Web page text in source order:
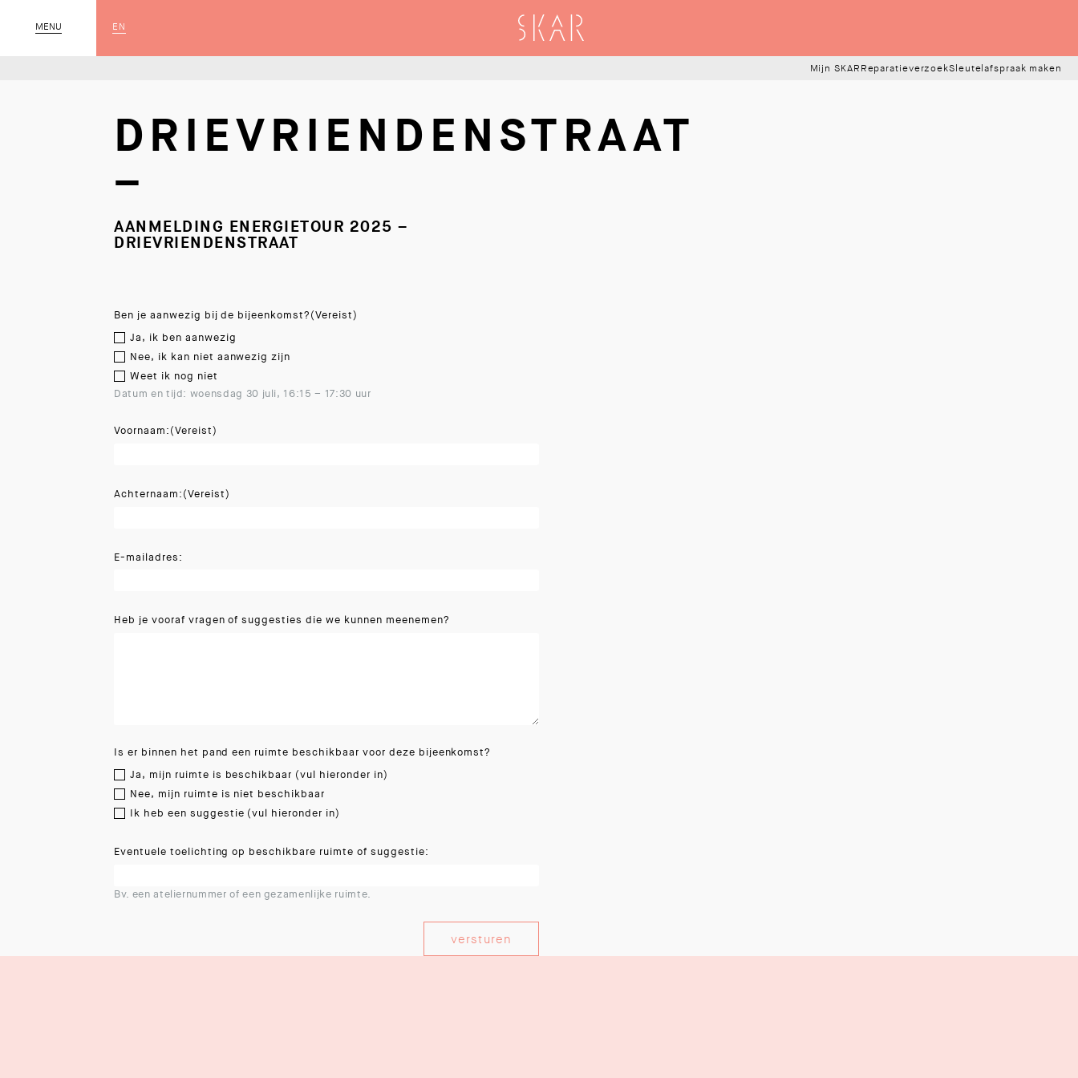
MENU
SLUIT EN SKAR
Mijn SKAR ReparatieverzoekSleutelafspraak maken
DRIEVRIENDENSTRAAT
–
AANMELDING ENERGIETOUR 2025 –
DRIEVRIENDENSTRAAT
Ben je aanwezig bij de bijeenkomst?(Vereist)
Ja, ik ben aanwezig
Nee, ik kan niet aanwezig zijn
Weet ik nog niet
Datum en tijd: woensdag 30 juli, 16:15 – 17:30 uur
Voornaam:(Vereist)
Achternaam:(Vereist)
E-mailadres:
Heb je vooraf vragen of suggesties die we kunnen meenemen?
Is er binnen het pand een ruimte beschikbaar voor deze bijeenkomst?
Ja, mijn ruimte is beschikbaar (vul hieronder in)
Nee, mijn ruimte is niet beschikbaar
Ik heb een suggestie (vul hieronder in)
Eventuele toelichting op beschikbare ruimte of suggestie:
Bv. een ateliernummer of een gezamenlijke ruimte.